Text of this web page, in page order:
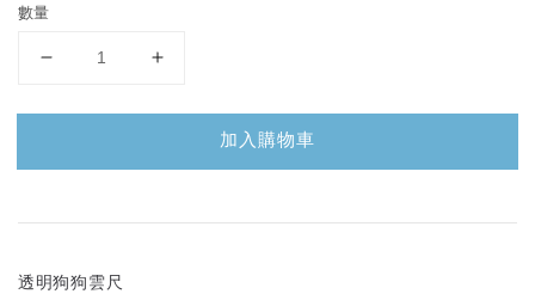
數量
加入購物車
透明狗狗雲尺